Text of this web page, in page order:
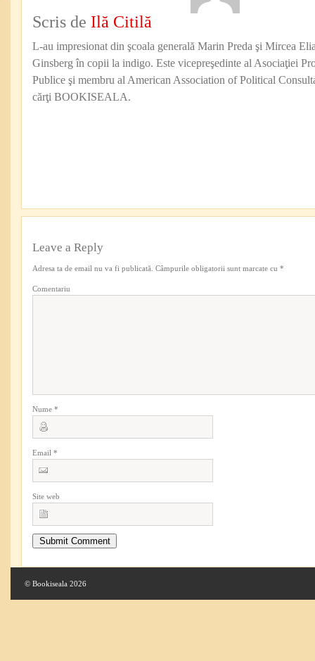
Scris de Ilă Citilă
L-au impresionat din şcoala generală Marin Preda şi Mircea
Ginsberg în copii la indigo. Este vicepreşedinte al Asociaţiei
Publice şi membru al American Association of Political
cărţi BOOKISEALA.
Leave a Reply
Adresa ta de email nu va fi publicată. Câmpurile obligatorii sunt marcate cu *
Comentariu
Nume *
Email *
Site web
© Bookiseala 2026